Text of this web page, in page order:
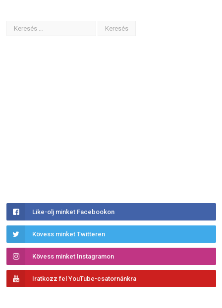
Like-olj minket Facebookon
Kövess minket Twitteren
Kövess minket Instagramon
Iratkozz fel YouTube-csatornánkra